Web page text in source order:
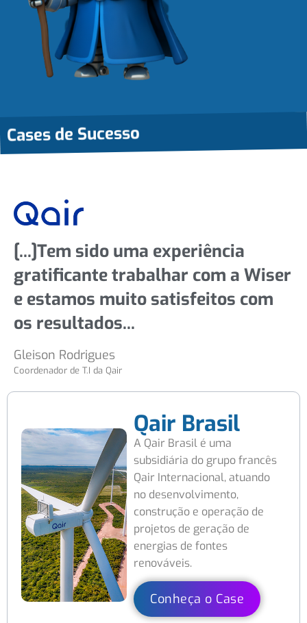
Cases de Sucesso
[...]Tem sido uma experiência
gratificante trabalhar com a Wiser
e estamos muito satisfeitos com
os resultados...
Gleison Rodrigues
Coordenador de T.I da Qair
Qair Brasil
A Qair Brasil é uma
subsidiária do grupo francês
Qair Internacional, atuando
no desenvolvimento,
construção e operação de
projetos de geração de
energias de fontes
renováveis.
Conheça o Case